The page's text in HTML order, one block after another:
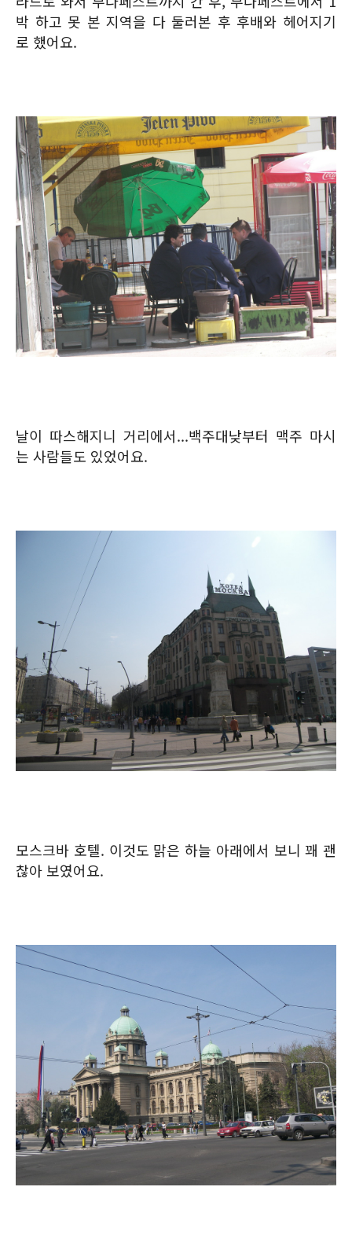
박 하고 못 본 지역을 다 둘러본 후 후배와 헤어지기
로 했어요.
날이 따스해지니 거리에서...백주대낮부터 맥주 마시
는 사람들도 있었어요.
모스크바 호텔. 이것도 맑은 하늘 아래에서 보니 꽤 괜
찮아 보였어요.